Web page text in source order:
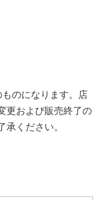
のになります。店
更および販売終了の
ください。